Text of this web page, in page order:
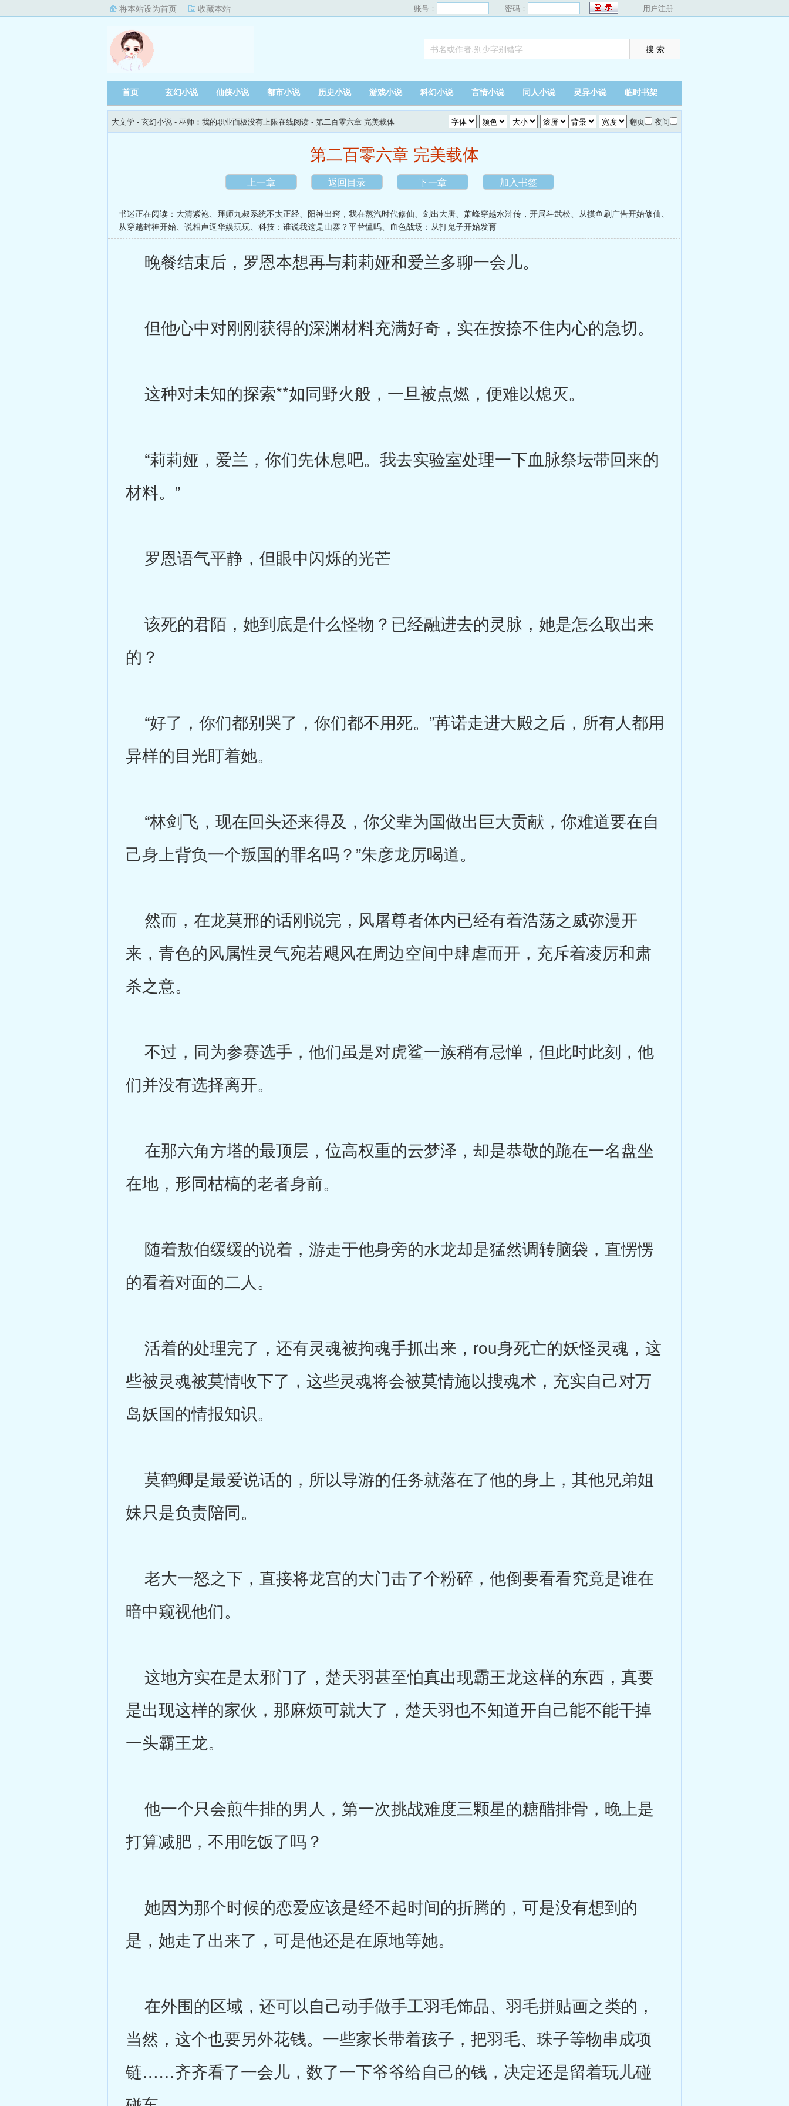
将本站设为首页 收藏本站 账号： 密码： 用户注册
首页 玄幻小说 仙侠小说 都市小说 历史小说 游戏小说 科幻小说 言情小说 同人小说 灵异小说 临时书架
大文学 - 玄幻小说 - 巫师：我的职业面板没有上限在线阅读 - 第二百零六章 完美载体 翻页 夜间
第二百零六章 完美载体
上一章 返回目录 下一章 加入书签
书迷正在阅读： 大清紫袍、 拜师九叔系统不太正经、 阳神出窍，我在蒸汽时代修仙、 剑出大唐、 萧峰穿越水浒传，开局斗武松、 从摸鱼刷广告开始修仙、
从穿越封神开始、 说相声逗华娱玩玩、 科技：谁说我这是山寨？平替懂吗、 血色战场：从打鬼子开始发育
晚餐结束后，罗恩本想再与莉莉娅和爱兰多聊一会儿。
但他心中对刚刚获得的深渊材料充满好奇，实在按捺不住内心的急切。
这种对未知的探索**如同野火般，一旦被点燃，便难以熄灭。
“莉莉娅，爱兰，你们先休息吧。我去实验室处理一下血脉祭坛带回来的
材料。”
罗恩语气平静，但眼中闪烁的光芒
该死的君陌，她到底是什么怪物？已经融进去的灵脉，她是怎么取出来
的？
“好了，你们都别哭了，你们都不用死。”苒诺走进大殿之后，所有人都用
异样的目光盯着她。
“林剑飞，现在回头还来得及，你父辈为国做出巨大贡献，你难道要在自
己身上背负一个叛国的罪名吗？”朱彦龙厉喝道。
然而，在龙莫邢的话刚说完，风屠尊者体内已经有着浩荡之威弥漫开
来，青色的风属性灵气宛若飓风在周边空间中肆虐而开，充斥着凌厉和肃
杀之意。
不过，同为参赛选手，他们虽是对虎鲨一族稍有忌惮，但此时此刻，他
们并没有选择离开。
在那六角方塔的最顶层，位高权重的云梦泽，却是恭敬的跪在一名盘坐
在地，形同枯槁的老者身前。
随着敖伯缓缓的说着，游走于他身旁的水龙却是猛然调转脑袋，直愣愣
的看着对面的二人。
活着的处理完了，还有灵魂被拘魂手抓出来，rou身死亡的妖怪灵魂，这
些被灵魂被莫情收下了，这些灵魂将会被莫情施以搜魂术，充实自己对万
岛妖国的情报知识。
莫鹤卿是最爱说话的，所以导游的任务就落在了他的身上，其他兄弟姐
妹只是负责陪同。
老大一怒之下，直接将龙宫的大门击了个粉碎，他倒要看看究竟是谁在
暗中窥视他们。
这地方实在是太邪门了，楚天羽甚至怕真出现霸王龙这样的东西，真要
是出现这样的家伙，那麻烦可就大了，楚天羽也不知道开自己能不能干掉
一头霸王龙。
他一个只会煎牛排的男人，第一次挑战难度三颗星的糖醋排骨，晚上是
打算减肥，不用吃饭了吗？
她因为那个时候的恋爱应该是经不起时间的折腾的，可是没有想到的
是，她走了出来了，可是他还是在原地等她。
在外围的区域，还可以自己动手做手工羽毛饰品、羽毛拼贴画之类的，
当然，这个也要另外花钱。一些家长带着孩子，把羽毛、珠子等物串成项
链……齐齐看了一会儿，数了一下爷爷给自己的钱，决定还是留着玩儿碰